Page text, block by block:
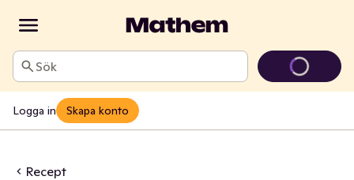
Sök
Logga in Skapa konto
Recept